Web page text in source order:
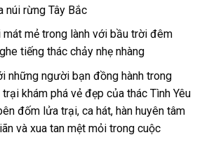
núi rừng Tây Bắc
mẻ trong lành với bầu trời đêm
tiếng thác chảy nhẹ nhàng
những người bạn đồng hành trong
trạikhám phá vẻ đẹp của thác Tình Yêu
đốm lửa trại, ca hát, hàn huyên tâm
và xua tan mệt mỏi trong cuộc